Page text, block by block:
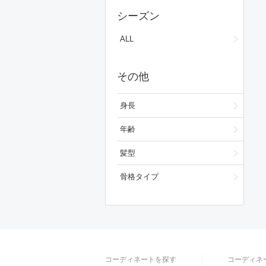
バッグ
メイクアップ
財布/小物
シーズン
ALL
その他
身長
年齢
髪型
骨格タイプ
コーディネートを探す コーディネ